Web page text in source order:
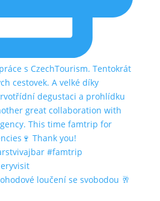
loučení se svobodou 🥂